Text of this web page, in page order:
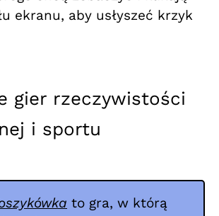
ekranu, aby usłyszeć krzyk
gier rzeczywistości
i sportu
to gra, w którą